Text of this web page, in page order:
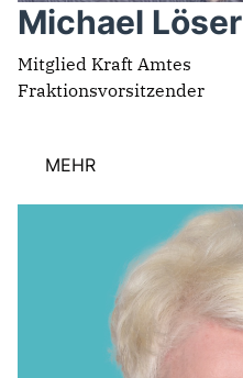
Michael Löser
Mitglied Kraft Amtes
Fraktionsvorsitzender
MEHR